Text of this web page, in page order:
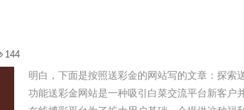
144
明白，下面是按照送彩金的网站写的文章：探索
功能送彩金网站是一种吸引白菜交流平台新客户